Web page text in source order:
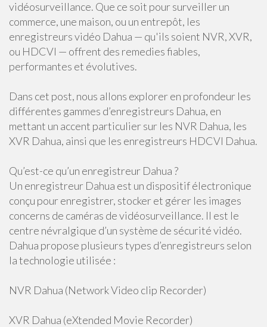
vidéosurveillance. Que ce soit pour surveiller un
commerce, une maison, ou un entrepôt, les
enregistreurs vidéo Dahua — qu'ils soient NVR, XVR,
ou HDCVI — offrent des remedies fiables,
performantes et évolutives.
Dans cet post, nous allons explorer en profondeur les
différentes gammes d’enregistreurs Dahua, en
mettant un accent particulier sur les NVR Dahua, les
XVR Dahua, ainsi que les enregistreurs HDCVI Dahua.
Qu’est-ce qu’un enregistreur Dahua ?
Un enregistreur Dahua est un dispositif électronique
conçu pour enregistrer, stocker et gérer les images
concerns de caméras de vidéosurveillance. Il est le
centre névralgique d’un système de sécurité vidéo.
Dahua propose plusieurs types d’enregistreurs selon
la technologie utilisée :
NVR Dahua (Network Video clip Recorder)
XVR Dahua (eXtended Movie Recorder)